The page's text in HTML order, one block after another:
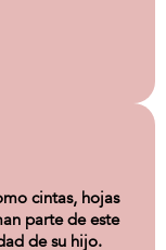
cintas, hojas
parte de este
de su hijo.